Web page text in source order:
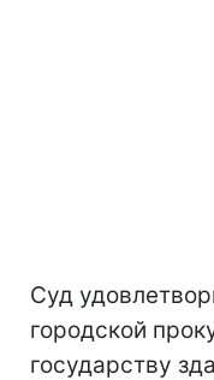
Суд
городской
государству